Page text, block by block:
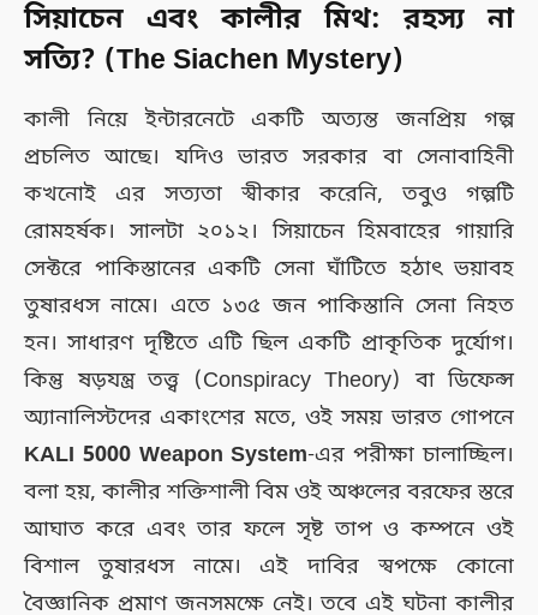
সিয়াচেন এবং কালীর মিথ: রহস্য না
সত্যি? (The Siachen Mystery)
কালী নিয়ে ইন্টারনেটে একটি অত্যন্ত জনপ্রিয় গল্প
প্রচলিত আছে। যদিও ভারত সরকার বা সেনাবাহিনী
কখনোই এর সত্যতা স্বীকার করেনি, তবুও গল্পটি
রোমহর্ষক। সালটা ২০১২। সিয়াচেন হিমবাহের গায়ারি
সেক্টরে পাকিস্তানের একটি সেনা ঘাঁটিতে হঠাৎ ভয়াবহ
তুষারধস নামে। এতে ১৩৫ জন পাকিস্তানি সেনা নিহত
হন। সাধারণ দৃষ্টিতে এটি ছিল একটি প্রাকৃতিক দুর্যোগ।
কিন্তু ষড়যন্ত্র তত্ত্ব (Conspiracy Theory) বা ডিফেন্স
অ্যানালিস্টদের একাংশের মতে, ওই সময় ভারত গোপনে
KALI 5000 Weapon System-এর পরীক্ষা চালাচ্ছিল।
বলা হয়, কালীর শক্তিশালী বিম ওই অঞ্চলের বরফের স্তরে
আঘাত করে এবং তার ফলে সৃষ্ট তাপ ও কম্পনে ওই
বিশাল তুষারধস নামে। এই দাবির স্বপক্ষে কোনো
বৈজ্ঞানিক প্রমাণ জনসমক্ষে নেই। তবে এই ঘটনা কালীর